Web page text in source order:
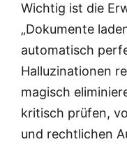
Wichtig ist die
„Dokumente
automatisch
Halluzinationen
magisch
kritisch prüfen,
und rechtlichen